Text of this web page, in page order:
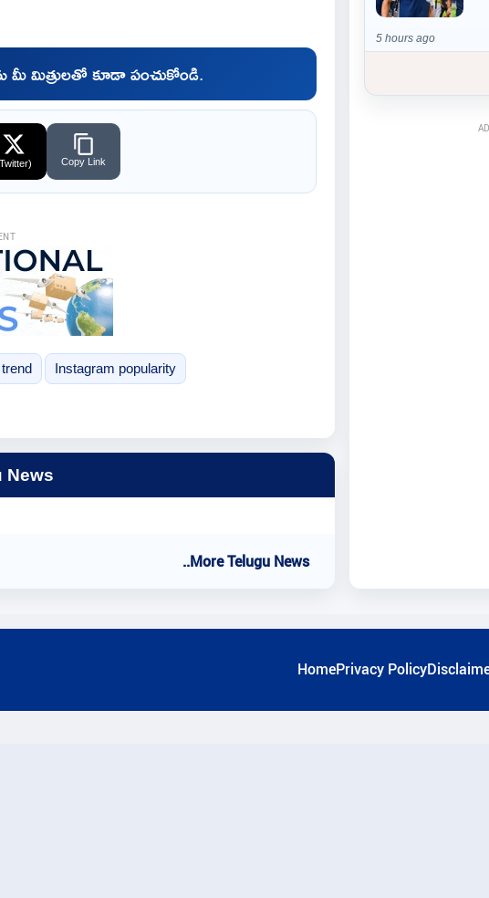
మీ మిత్రులతో కూడా పంచుకోండి.
Copy Link
Instagram popularity
News
..More Telugu News
5 hours ago
HomePrivacy Policy